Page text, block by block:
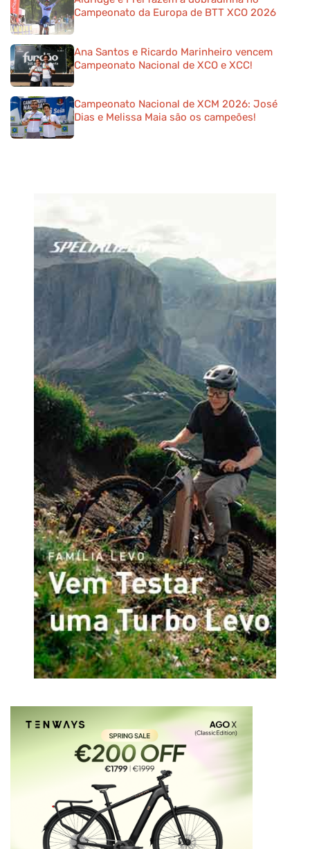
Campeonato da Europa de BTT XCO 2026
Ana Santos e Ricardo Marinheiro vencem
Campeonato Nacional de XCO e XCC!
Campeonato Nacional de XCM 2026: José
Dias e Melissa Maia são os campeões!